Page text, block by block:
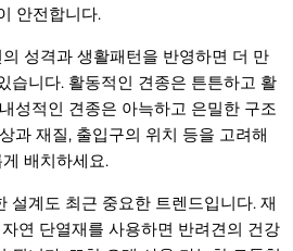
안전합니다.
성격과 생활패턴을 반영하면 더 만
습니다. 활동적인 견종은 튼튼하고 활
성적인 견종은 아늑하고 은밀한 구조
과 재질, 출입구의 위치 등을 고려해
배치하세요.
설계도 최근 중요한 트렌드입니다. 재
연 단열재를 사용하면 반려견의 건강